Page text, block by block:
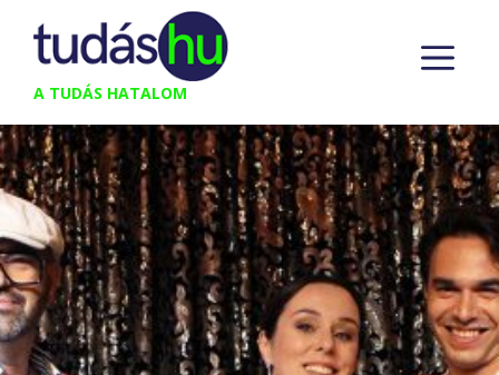
Kilépés
tartalomba
A TUDÁS HATALOM